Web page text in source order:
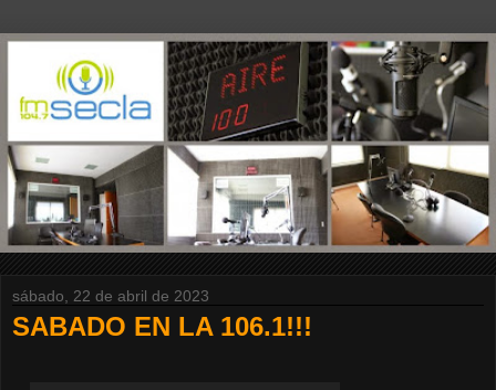
sábado, 22 de abril de 2023
SABADO EN LA 106.1!!!